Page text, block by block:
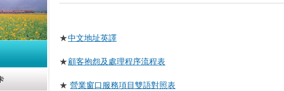
★中文地址英譯
★顧客抱怨及處理程序流程表
★ 營業窗口服務項目雙語對照表